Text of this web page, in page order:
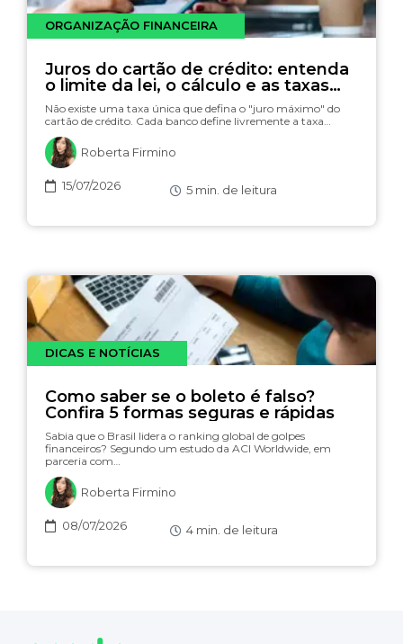
ORGANIZAÇÃO FINANCEIRA
Juros do cartão de crédito: entenda
o limite da lei, o cálculo e as taxas
(com simulador)
Não existe uma taxa única que defina o "juro máximo" do
cartão de crédito. Cada banco define livremente a taxa…
Roberta Firmino
15/07/2026 5 min. de leitura
DICAS E NOTÍCIAS
Como saber se o boleto é falso?
Confira 5 formas seguras e rápidas
Sabia que o Brasil lidera o ranking global de golpes
financeiros? Segundo um estudo da ACI Worldwide, em
parceria com…
Roberta Firmino
08/07/2026 4 min. de leitura